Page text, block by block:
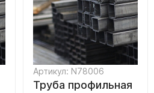
Артикул: N78006
Труба профильная